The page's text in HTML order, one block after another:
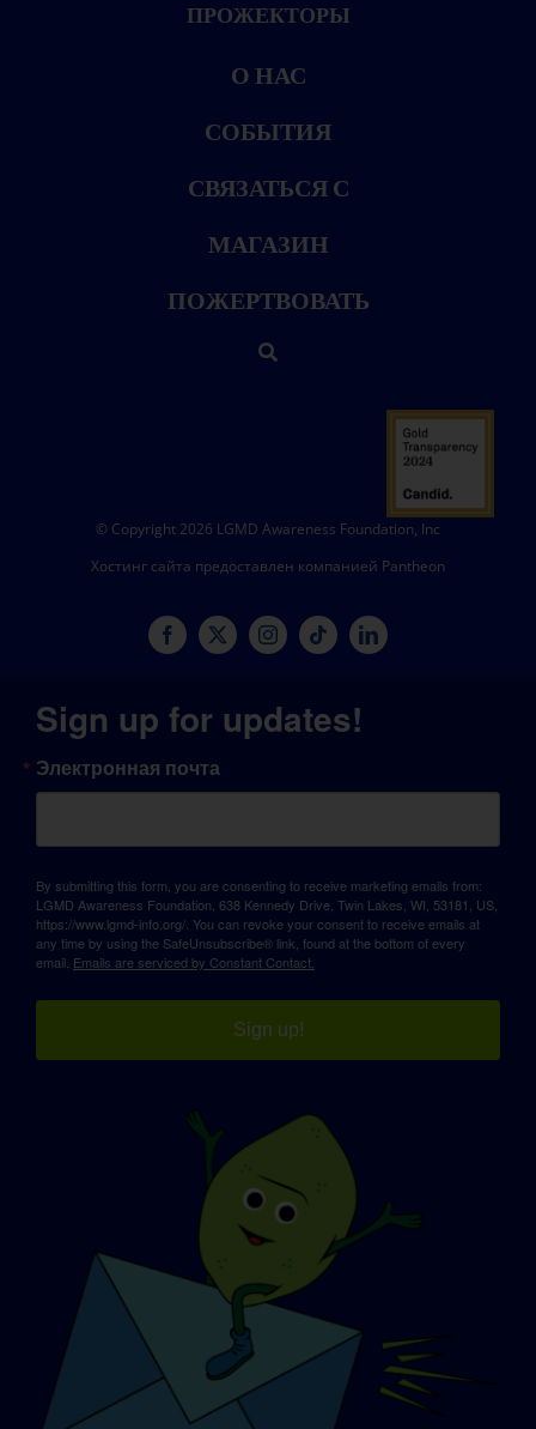
ПРОЖЕКТОРЫ
О НАС
СОБЫТИЯ
СВЯЗАТЬСЯ С
МАГАЗИН
ПОЖЕРТВОВАТЬ
© Copyright 2026 LGMD Awareness Foundation, Inc
Хостинг сайта предоставлен компанией Pantheon
Sign up for updates!
Электронная почта
By submitting this form, you are consenting to receive marketing emails from:
LGMD Awareness Foundation, 638 Kennedy Drive, Twin Lakes, WI, 53181, US,
https://www.lgmd-info.org/. You can revoke your consent to receive emails at
any time by using the SafeUnsubscribe® link, found at the bottom of every
email. Emails are serviced by Constant Contact.
Sign up!